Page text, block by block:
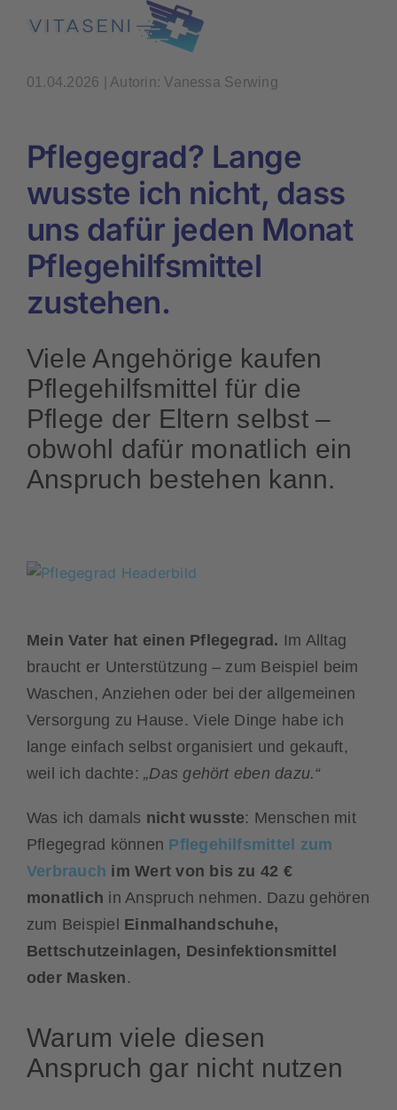
01.04.2026 | Autorin: Vanessa Serwing
Pflegegrad? Lange
wusste ich nicht, dass
uns dafür jeden Monat
Pflegehilfsmittel
zustehen.
Viele Angehörige kaufen
Pflegehilfsmittel für die
Pflege der Eltern selbst –
obwohl dafür monatlich ein
Anspruch bestehen kann.
Mein Vater hat einen Pflegegrad. Im Alltag
braucht er Unterstützung – zum Beispiel beim
Waschen, Anziehen oder bei der allgemeinen
Versorgung zu Hause. Viele Dinge habe ich
lange einfach selbst organisiert und gekauft,
weil ich dachte:„Das gehört eben dazu.“
Was ich damals nicht wusste: Menschen mit
Pflegegrad können Pflegehilfsmittel zum
Verbrauch im Wert von bis zu 42 €
monatlich in Anspruch nehmen. Dazu gehören
zum Beispiel Einmalhandschuhe,
Bettschutzeinlagen, Desinfektionsmittel
oder Masken.
Warum viele diesen
Anspruch gar nicht nutzen